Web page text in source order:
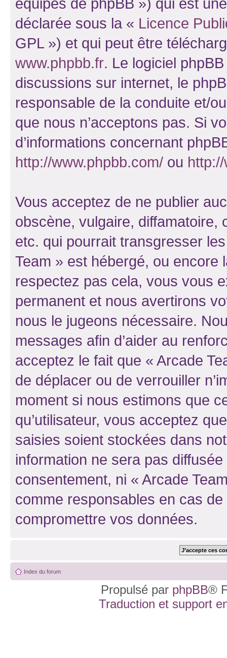
déclarée sous la « Licence
GPL ») et qui peut être
www.phpbb.fr. Le logiciel
discussions sur internet, le
responsable de la conduite et/
que nous n’acceptons pas. Si
d’informations concernant
http://www.phpbb.com/ ou
Vous acceptez de ne publier
obscène, vulgaire, diffamatoire,
etc. qui pourrait transgresser
Team » est hébergé, ou encore
respectez pas cela, vous vous
permanent et nous avertirons
nous le jugeons nécessaire.
messages afin d’aider au
acceptez le fait que « Arcade
de déplacer ou de verrouiller
moment si nous estimons que
qu’utilisateur, vous acceptez
saisies soient stockées dans
information ne sera pas
consentement, ni « Arcade
comme responsables en cas
compromettre vos données.
Index du forum
Propulsé par phpBB®
Traduction et support